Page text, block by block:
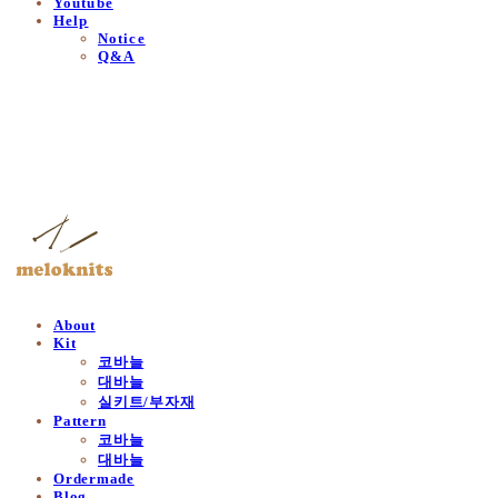
Help
Notice
Q&A
About
Kit
코바늘
대바늘
실키트/부자재
Pattern
코바늘
대바늘
Ordermade